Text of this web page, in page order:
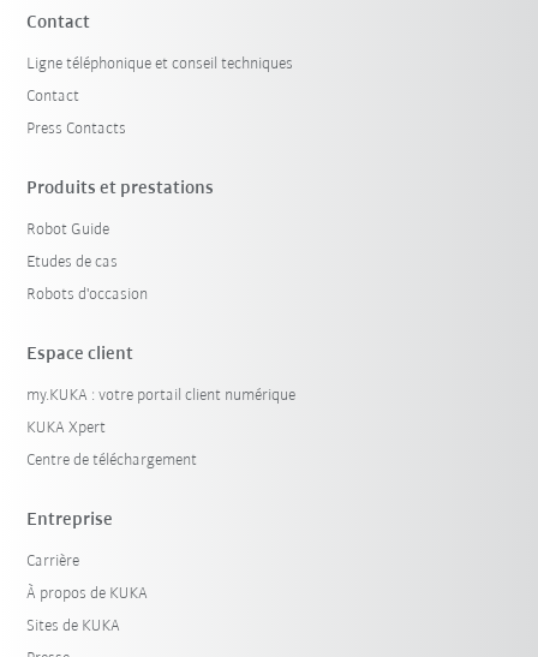
Contact
Ligne téléphonique et conseil techniques
Contact
Press Contacts
Produits et prestations
Robot Guide
Etudes de cas
Robots d'occasion
Espace client
my.KUKA : votre portail client numérique
KUKA Xpert
Centre de téléchargement
Entreprise
Carrière
À propos de KUKA
Sites de KUKA